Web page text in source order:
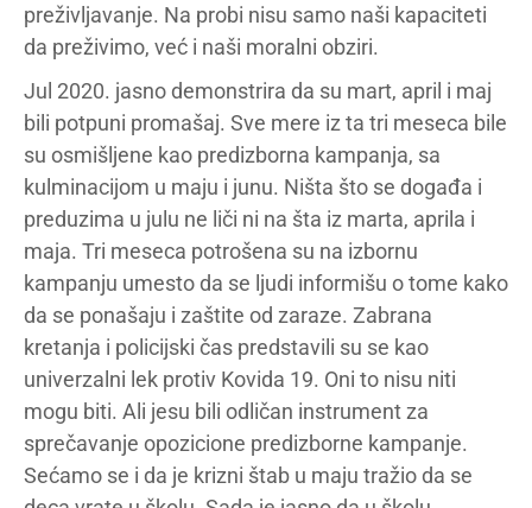
preživljavanje. Na probi nisu samo naši kapaciteti
da preživimo, već i naši moralni obziri.
Jul 2020. jasno demonstrira da su mart, april i maj
bili potpuni promašaj. Sve mere iz ta tri meseca bile
su osmišljene kao predizborna kampanja, sa
kulminacijom u maju i junu. Ništa što se događa i
preduzima u julu ne liči ni na šta iz marta, aprila i
maja. Tri meseca potrošena su na izbornu
kampanju umesto da se ljudi informišu o tome kako
da se ponašaju i zaštite od zaraze. Zabrana
kretanja i policijski čas predstavili su se kao
univerzalni lek protiv Kovida 19. Oni to nisu niti
mogu biti. Ali jesu bili odličan instrument za
sprečavanje opozicione predizborne kampanje.
Sećamo se i da je krizni štab u maju tražio da se